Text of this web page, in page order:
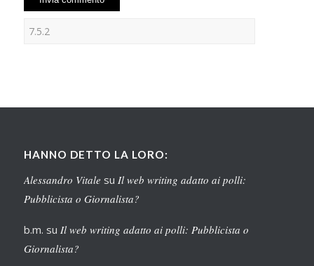
HANNO DETTO LA LORO:
Alessandro Vitale su Il web writing adatto ai polli:
Pubblicista o Giornalista?
b.m. su Il web writing adatto ai polli: Pubblicista o
Giornalista?